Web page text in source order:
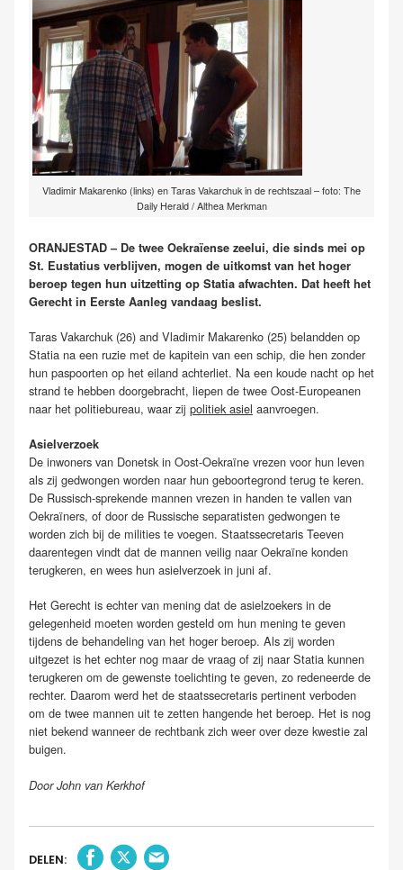
Vladimir Makarenko (links) en Taras Vakarchuk in de rechtszaal – foto: The
Daily Herald / Althea Merkman
ORANJESTAD – De twee Oekraïense zeelui, die sinds mei op
St. Eustatius verblijven, mogen de uitkomst van het hoger
beroep tegen hun uitzetting op Statia afwachten. Dat heeft het
Gerecht in Eerste Aanleg vandaag beslist.
Taras Vakarchuk (26) and Vladimir Makarenko (25) belandden op
Statia na een ruzie met de kapitein van een schip, die hen zonder
hun paspoorten op het eiland achterliet. Na een koude nacht op het
strand te hebben doorgebracht, liepen de twee Oost-Europeanen
naar het politiebureau, waar zij politiek asiel aanvroegen.
Asielverzoek
De inwoners van Donetsk in Oost-Oekraïne vrezen voor hun leven
als zij gedwongen worden naar hun geboortegrond terug te keren.
De Russisch-sprekende mannen vrezen in handen te vallen van
Oekraïners, of door de Russische separatisten gedwongen te
worden zich bij de milities te voegen. Staatssecretaris Teeven
daarentegen vindt dat de mannen veilig naar Oekraïne konden
terugkeren, en wees hun asielverzoek in juni af.
Het Gerecht is echter van mening dat de asielzoekers in de
gelegenheid moeten worden gesteld om hun mening te geven
tijdens de behandeling van het hoger beroep. Als zij worden
uitgezet is het echter nog maar de vraag of zij naar Statia kunnen
terugkeren om de gewenste toelichting te geven, zo redeneerde de
rechter. Daarom werd het de staatssecretaris pertinent verboden
om de twee mannen uit te zetten hangende het beroep. Het is nog
niet bekend wanneer de rechtbank zich weer over deze kwestie zal
buigen.
Door John van Kerkhof
DELEN: